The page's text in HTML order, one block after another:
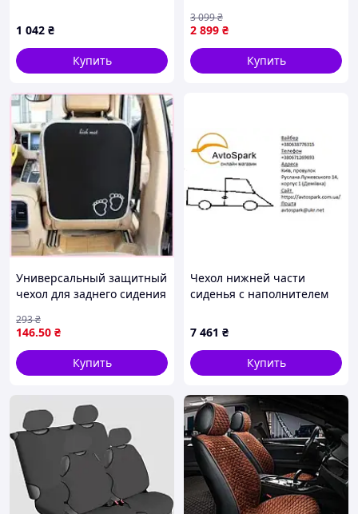
1 042 ₴
Купить
2 899 ₴
3 099₴
Купить
Универсальный защитный
чехол для заднего сидения
сохранения чистоты и
уюта
146.50 ₴
293₴
Купить
Чехол нижней части
сиденья с наполнителем
7 461 ₴
Купить